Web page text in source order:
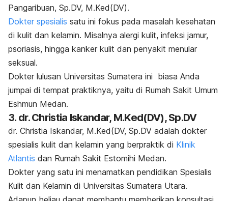
Pangaribuan, Sp.DV, M.Ked(DV).
Dokter spesialis satu ini fokus pada masalah kesehatan
di kulit dan kelamin. Misalnya alergi kulit, infeksi jamur,
psoriasis, hingga kanker kulit dan penyakit menular
seksual.
Dokter lulusan Universitas Sumatera ini biasa Anda
jumpai di tempat praktiknya, yaitu di Rumah Sakit Umum
Eshmun Medan.
3. dr. Christia Iskandar, M.Ked(DV), Sp.DV
dr. Christia Iskandar, M.Ked(DV, Sp.DV adalah dokter
spesialis kulit dan kelamin yang berpraktik di Klinik
Atlantis dan Rumah Sakit Estomihi Medan.
Dokter yang satu ini menamatkan pendidikan Spesialis
Kulit dan Kelamin di Universitas Sumatera Utara.